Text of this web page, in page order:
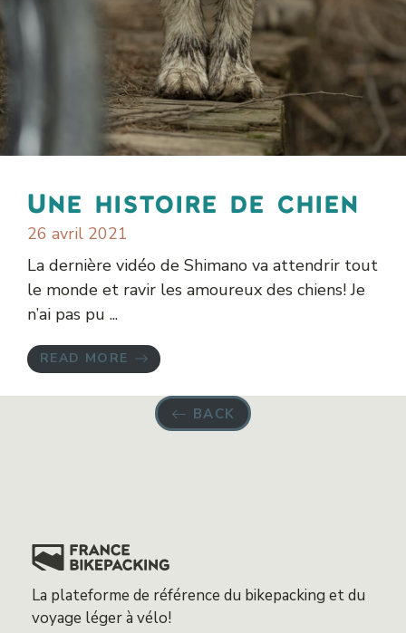
Une histoire de chien
26 avril 2021
La dernière vidéo de Shimano va attendrir tout
le monde et ravir les amoureux des chiens! Je
n’ai pas pu ...
READ MORE
BACK
La plateforme de référence du bikepacking et du
voyage léger à vélo!